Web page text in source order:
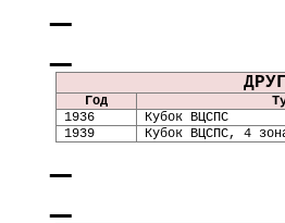
Год
1936
Кубок ВЦСПС
1939
Кубок ВЦСПС, 4